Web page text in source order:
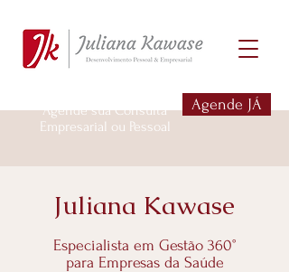
Agende sua Consulta
Empresarial ou Pessoal
Agende JÁ
Juliana Kawase
Especialista em Gestão 360°
para Empresas da Saúde